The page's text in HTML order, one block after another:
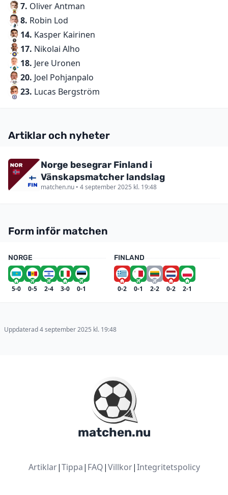
7. Oliver Antman
8. Robin Lod
14. Kasper Kairinen
17. Nikolai Alho
18. Jere Uronen
20. Joel Pohjanpalo
23. Lucas Bergström
Artiklar och nyheter
Norge besegrar Finland i
Vänskapsmatcher landslag
matchen.nu • 4 september 2025 kl. 19:48
Form inför matchen
NORGE
5-0 0-5 2-4 3-0 0-1
FINLAND
0-2 0-1 2-2 0-2 2-1
Uppdaterad 4 september 2025 kl. 19:48
matchen.nu
Artiklar|Tippa| FAQ|Villkor|Integritetspolicy